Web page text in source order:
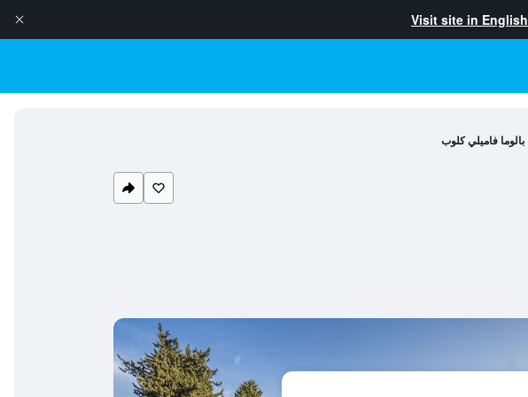
Visit site in English
بالوما فاميلي كلوب